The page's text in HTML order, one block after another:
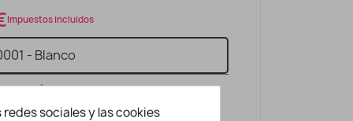
Impuestos incluidos
metros
mínimo?
dns sync1 m Total:
sociales y las cookies